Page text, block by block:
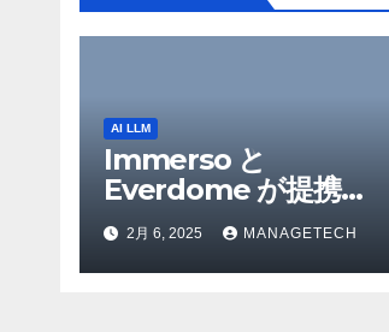
AI LLM
Immerso と
Everdome が提携
し、AI を活用した体
験を通じてメタバース
のイノベーションを推
2月 6, 2025 MANAGETECH